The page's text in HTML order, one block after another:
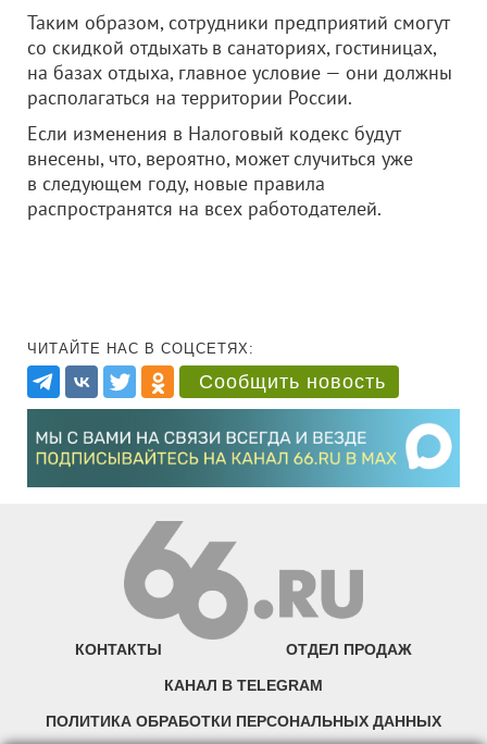
Таким образом, сотрудники предприятий смогут
со скидкой отдыхать в санаториях, гостиницах,
на базах отдыха, главное условие — они должны
располагаться на территории России.
Если изменения в Налоговый кодекс будут
внесены, что, вероятно, может случиться уже
в следующем году, новые правила
распространятся на всех работодателей.
ЧИТАЙТЕ НАС В СОЦСЕТЯХ:
Сообщить новость
КОНТАКТЫ ОТДЕЛ ПРОДАЖ
КАНАЛ В TELEGRAM
ПОЛИТИКА ОБРАБОТКИ ПЕРСОНАЛЬНЫХ ДАННЫХ